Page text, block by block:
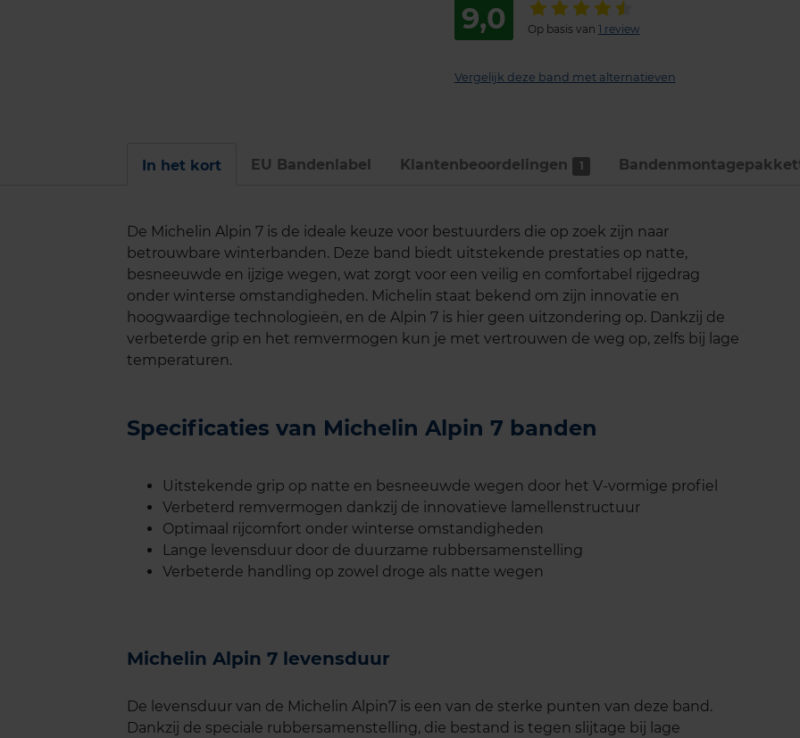
9,0 Op basis van 1 review
Vergelijk deze band met alternatieven
In het kort EU Bandenlabel Klantenbeoordelingen 1
De Michelin Alpin 7 is de ideale keuze voor bestuurders die op zoek zijn naar
betrouwbare winterbanden. Deze band biedt uitstekende prestaties op natte,
besneeuwde en ijzige wegen, wat zorgt voor een veilig en comfortabel rijgedrag
onder winterse omstandigheden. Michelin staat bekend om zijn innovatie en
hoogwaardige technologieën, en de Alpin 7 is hier geen uitzondering op. Dankzij de
verbeterde grip en het remvermogen kun je met vertrouwen de weg op, zelfs bij lage
temperaturen.
Specificaties van Michelin Alpin 7 banden
Uitstekende grip op natte en besneeuwde wegen door het V-vormige profiel
Verbeterd remvermogen dankzij de innovatieve lamellenstructuur
Optimaal rijcomfort onder winterse omstandigheden
Lange levensduur door de duurzame rubbersamenstelling
Verbeterde handling op zowel droge als natte wegen
Michelin Alpin 7 levensduur
De levensduur van de Michelin Alpin7 is een van de sterke punten van deze band.
Dankzij de speciale rubbersamenstelling, die bestand is tegen slijtage bij lage